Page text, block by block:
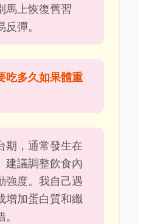
馬上恢復舊習
彈。
吃多久如果體重
期，通常發生在
建議調整飲食內
強度。我自己遇
增加蛋白質和纖